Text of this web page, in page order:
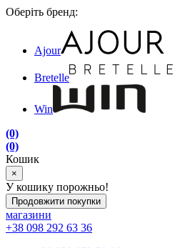
Оберіть бренд:
Ajour
Bretelle
Win
(0)
(0)
Кошик
×
У кошику порожньо!
Продовжити покупки
магазини
+38 098 292 63 36